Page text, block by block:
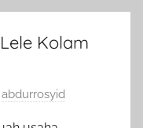
Kolam
abdurrosyid